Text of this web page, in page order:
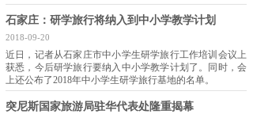
石家庄：研学旅行将纳入到中小学教学计划
2018-09-20
近日，记者从石家庄市中小学生研学旅行工作培训会议上
获悉，今后研学旅行要纳入中小学教学计划了。同时，会
上还公布了2018年中小学生研学旅行基地的名单。
突尼斯国家旅游局驻华代表处隆重揭幕